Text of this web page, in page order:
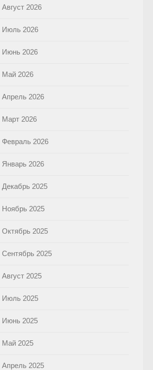
Август 2026
Июль 2026
Июнь 2026
Май 2026
Апрель 2026
Март 2026
Февраль 2026
Январь 2026
Декабрь 2025
Ноябрь 2025
Октябрь 2025
Сентябрь 2025
Август 2025
Июль 2025
Июнь 2025
Май 2025
Апрель 2025